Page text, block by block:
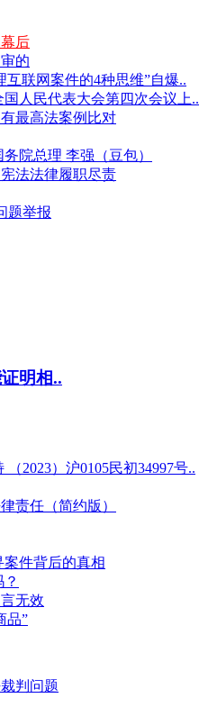
后
的
联网案件的4种思维”自爆..
人民代表大会第四次会议上..
最高法案例比对
院总理 李强（豆包）
法法律履职尽责
题举报
明相..
）沪0105民初34997号..
责任（简约版）
件背后的真相
无效
品”
判问题